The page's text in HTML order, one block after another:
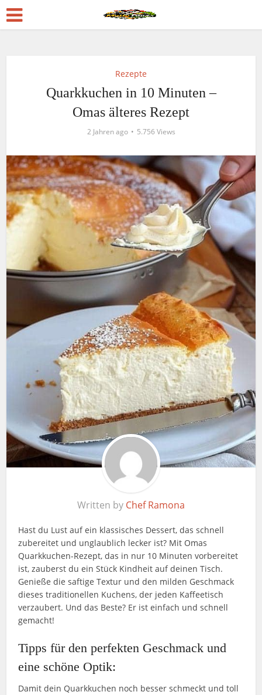
Rezepte
Quarkkuchen in 10 Minuten –
Omas älteres Rezept
2 Jahren ago 5.756 Views
Written by Chef Ramona
Hast du Lust auf ein klassisches Dessert, das schnell
zubereitet und unglaublich lecker ist? Mit Omas
Quarkkuchen-Rezept, das in nur 10 Minuten vorbereitet
ist, zauberst du ein Stück Kindheit auf deinen Tisch.
Genieße die saftige Textur und den milden Geschmack
dieses traditionellen Kuchens, der jeden Kaffeetisch
verzaubert. Und das Beste? Er ist einfach und schnell
gemacht!
Tipps für den perfekten Geschmack und
eine schöne Optik:
Damit dein Quarkkuchen noch besser schmeckt und toll